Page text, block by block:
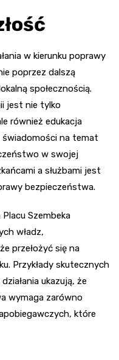
w kierunku poprawy
poprzez dalszą
społecznością.
jest nie tylko
również edukacja
świadomości na temat
w swojej
a służbami jest
bezpieczeństwa.
Szembeka
władz,
przełożyć się na
Przykłady skutecznych
ukazują, że
wymaga zarówno
które